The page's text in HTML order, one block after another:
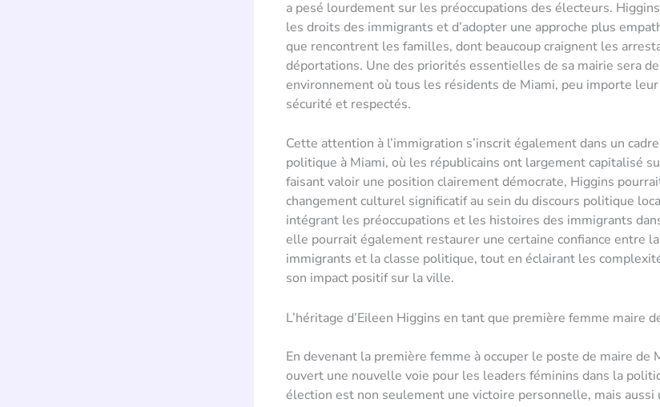
a pesé lourdement sur les préoccupations des électeurs.
les droits des immigrants et d’adopter une approche plus
que rencontrent les familles, dont beaucoup craignent les
déportations. Une des priorités essentielles de sa mairie sera
environnement où tous les résidents de Miami, peu importe
sécurité et respectés.
Cette attention à l’immigration s’inscrit également dans un
politique à Miami, où les républicains ont largement capitalisé
faisant valoir une position clairement démocrate, Higgins
changement culturel significatif au sein du discours politique
intégrant les préoccupations et les histoires des immigrants
elle pourrait également restaurer une certaine confiance entre
immigrants et la classe politique, tout en éclairant les
son impact positif sur la ville.
L’héritage d’Eileen Higgins en tant que première femme maire
En devenant la première femme à occuper le poste de maire de
ouvert une nouvelle voie pour les leaders féminins dans la
élection est non seulement une victoire personnelle, mais